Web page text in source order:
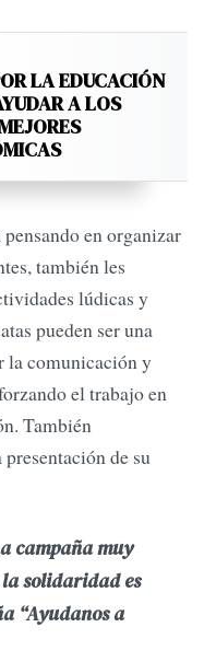
LA EDUCACIÓN
A LOS
en organizar
también les
lúdicas y
pueden ser una
la comunicación y
el trabajo en
También
presentación de su
campaña muy
la solidaridad es
“Ayudanos a